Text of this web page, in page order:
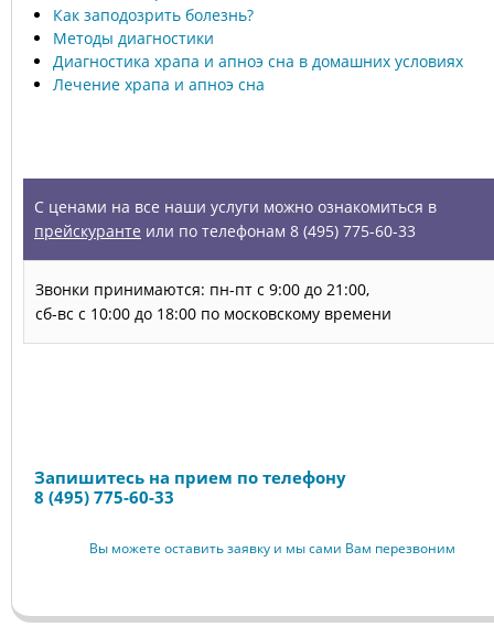
Как заподозрить болезнь?
Методы диагностики
Диагностика храпа и апноэ сна в домашних условиях
Лечение храпа и апноэ сна
С ценами на все наши услуги можно ознакомиться в
прейскуранте или по телефонам 8 (495) 775-60-33
Звонки принимаются: пн-пт с 9:00 до 21:00,
сб-вс с 10:00 до 18:00 по московскому времени
Запишитесь на прием по телефону
8 (495) 775-60-33
Вы можете оставить заявку и мы сами Вам перезвоним